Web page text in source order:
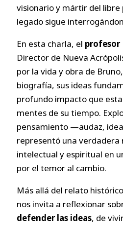
visionario y mártir del
legado sigue
En esta charla, el profesor
Director de Nueva
por la vida y obra de
biografía, sus ideas
profundo impacto que
mentes de su tiempo.
pensamiento —audaz,
representó una verdadera
intelectual y espiritual en
por el temor al cambio.
Más allá del relato
nos invita a reflexionar
defender las ideas, de